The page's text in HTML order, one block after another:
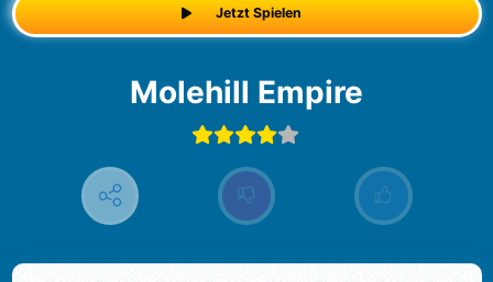
Jetzt Spielen
Molehill Empire